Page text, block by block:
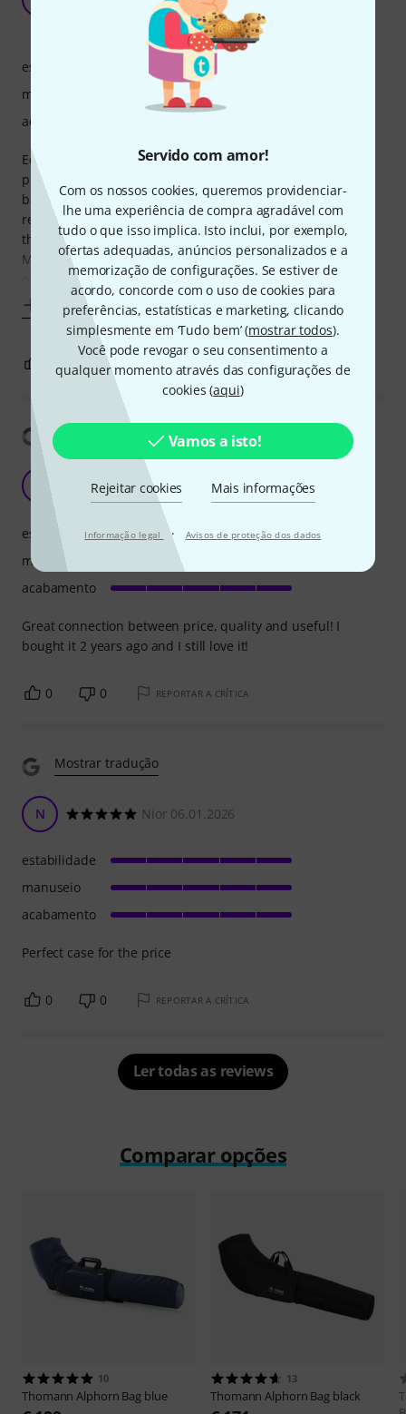
Servido com amor!
Com os nossos cookies, queremos providenciar-
lhe uma experiência de compra agradável com
tudo o que isso implica. Isto inclui, por exemplo,
ofertas adequadas, anúncios personalizados e a
memorização de configurações. Se estiver de
acordo, concorde com o uso de cookies para
preferências, estatísticas e marketing, clicando
simplesmente em ‘Tudo bem’ (mostrar todos).
Você pode revogar o seu consentimento a
qualquer momento através das configurações de
cookies (aqui)
Vamos a isto!
Rejeitar cookies Mais informações
Informação legal · Avisos de proteção dos dados
Bassmum 28.12.2023
Edited to say that this was not a success unfortunately, the
plastic front was not properly attached so it had to be sent
back. Shame as the case was lovely. I didn't want a
replacement as thought it might happen again outside of
the free return period.
My child wanted something easier to carry to school and
orchestra etc. This is much more affordable than many
Mostrar mais
estabilidade
manuseio
acabamento
REPORTAR A CRÍTICA
Mostrar tradução
KamilSZ 08.06.2021
Great connection between price, quality and useful! I
bought it 2 years ago and I still love it!
estabilidade
manuseio
acabamento
0 0 REPORTAR A CRÍTICA
Mostrar tradução
N Nior 06.01.2026
Perfect case for the price
estabilidade
manuseio
acabamento
0 0 REPORTAR A CRÍTICA
Ler todas as reviews
Comparar opções
10
ThomannAlphorn Bag blue
13
ThomannAlphorn Bag black